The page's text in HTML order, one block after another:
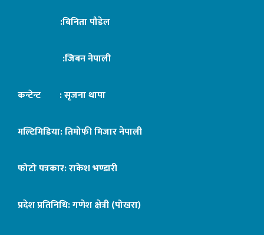
:बिनिता पौडेल
:जिबन नेपाली
कन्टेन्ट : सृजना थापा
मल्टिमिडिया: तिमोफी मिजार नेपाली
फोटो पत्रकार: राकेश भण्डारी
प्रदेश प्रतिनिधि: गणेश क्षेत्री (पोखरा)